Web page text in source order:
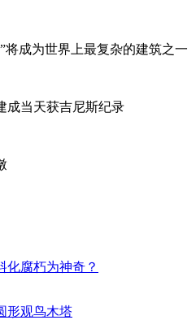
将成为世界上最复杂的建筑之一
成当天获吉尼斯纪录
化腐朽为神奇？
形观鸟木塔